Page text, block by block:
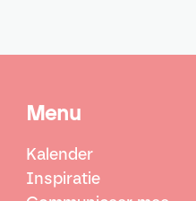
Menu
Kalender
Inspiratie